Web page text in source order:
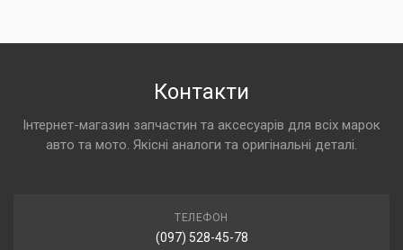
Контакти
Інтернет-магазин запчастин та аксесуарів для всіх марок
авто та мото. Якісні аналоги та оригінальні деталі.
ТЕЛЕФОН
(097) 528-45-78